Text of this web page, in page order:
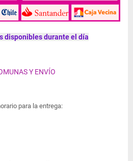
disponibles durante el día
Y ENVÍO
para la entrega: